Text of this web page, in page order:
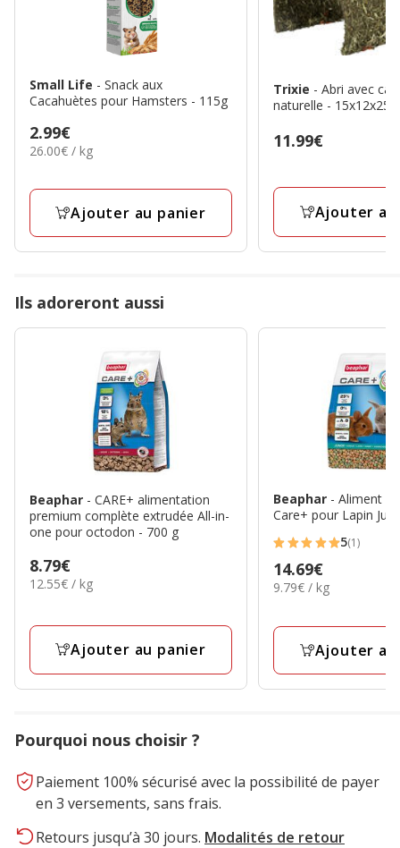
Small Life - Snack aux
Cacahuètes pour Hamsters - 115g
Prix
2.99€
2.99€
26.00€
26.00€ / kg
Ajouter au panier
Trixie - Abri avec
naturelle -
Prix
11.99€
Ajouter
Ils adoreront aussi
Beaphar - CARE+ alimentation
premium complète extrudée All-in-
one pour octodon - 700 g
Prix
8.79€
8.79€
12.55€
12.55€ / kg
Ajouter au panier
Beaphar - Aliment
Care+ pour Lapin
5
étoiles
avec
avis
5(1)
Prix
14.69€
14.69€
9.79€
9.79€ / kg
Ajouter
Pourquoi nous choisir ?
Paiement 100% sécurisé avec la possibilité de payer
en 3 versements, sans frais.
Retours jusqu’à 30 jours. Modalités de retour